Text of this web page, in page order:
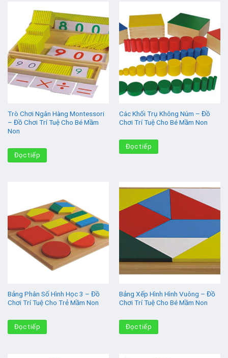
Trò Chơi Ngân Hàng Montessori
– Đồ Chơi Trí Tuệ Cho Bé Mầm
Non
Đọc tiếp
Các Khối Trụ Không Núm – Đồ
Chơi Trí Tuệ Cho Bé Mầm Non
Đọc tiếp
Bảng Phân Số Hình Học 3 – Đồ
Chơi Trí Tuệ Cho Trẻ Mầm Non
Đọc tiếp
Bảng Xếp Hình Hình Vuông – Đồ
Chơi Trí Tuệ Cho Bé Mầm Non
Đọc tiếp